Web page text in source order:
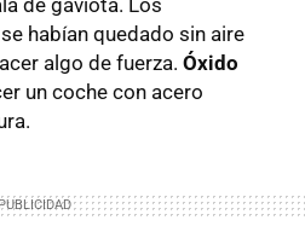
habían quedado sin aire
algo de fuerza. Óxido
un coche con acero